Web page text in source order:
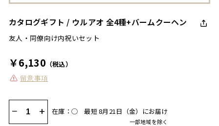
カタログギフト / ウルアオ 全4種+バームクーヘン
友人・同僚向け内祝いセット
￥6,130 （税込）
留意事項
− + 在庫：◯ 最短 8月21日（金）にお届け
一部地域を除く